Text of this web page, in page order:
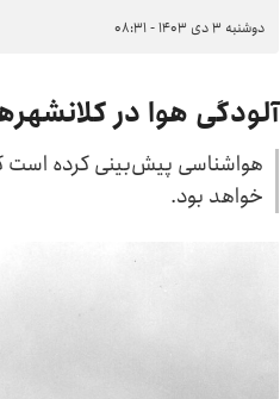
دوشنبه ۳ دی ۱۴۰۳ - ۰۸:۳۱
آلودگی هوا در
هواشناسی پیش‌بینی کرده است
خواهد بود.